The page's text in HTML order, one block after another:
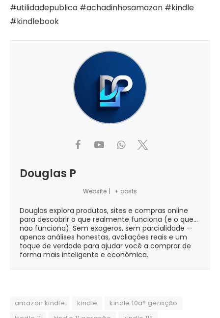
#utilidadepublica #achadinhosamazon #kindle
#kindlebook
Douglas P
Website | + posts
Douglas explora produtos, sites e compras online
para descobrir o que realmente funciona (e o que...
não funciona). Sem exageros, sem parcialidade —
apenas análises honestas, avaliações reais e um
toque de verdade para ajudar você a comprar de
forma mais inteligente e econômica.
amazon kindle kindle
kindle 10a° geração